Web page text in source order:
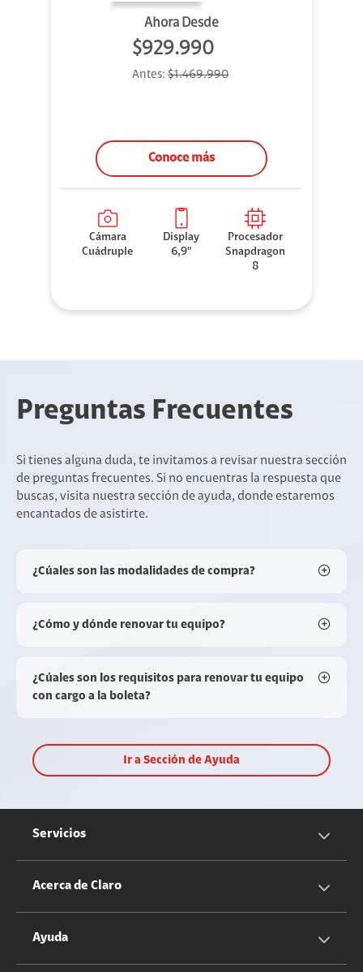
Ahora Desde
$929.990
Antes: $1.469.990
Conoce más
Cámara
Cuádruple
Display
6,9"
Procesador
Snapdragon
8
Preguntas Frecuentes
Si tienes alguna duda, te invitamos a revisar nuestra sección
de preguntas frecuentes. Si no encuentras la respuesta que
buscas, visita nuestra sección de ayuda, donde estaremos
encantados de asistirte.
¿Cúales son las modalidades de compra?
¿Cómo y dónde renovar tu equipo?
¿Cúales son los requisitos para renovar tu equipo
con cargo a la boleta?
Ir a Sección de Ayuda
Servicios
Servicios Móviles
Acerca de Claro
Información Corporativa
Ayuda